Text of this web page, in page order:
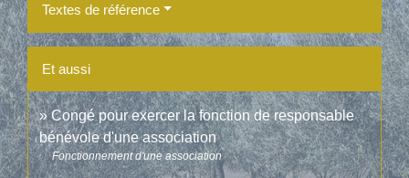
Textes de référence
Et aussi
Congé pour exercer la fonction de responsable
bénévole d'une association
Fonctionnement d'une association